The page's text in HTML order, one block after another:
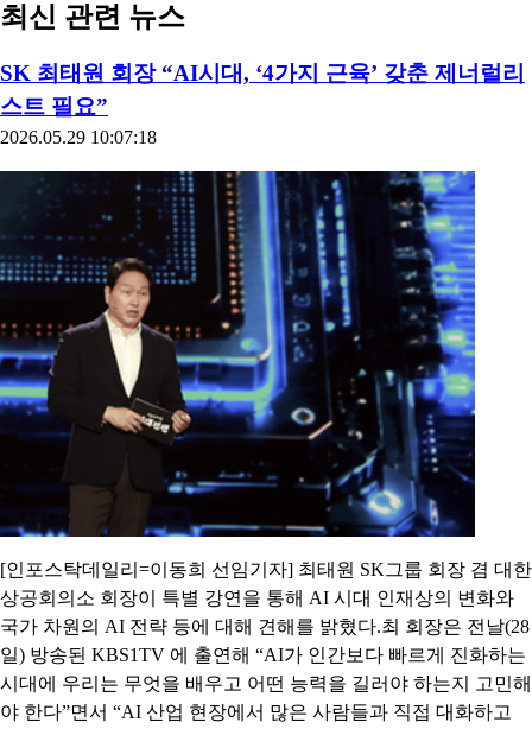
최신 관련 뉴스
SK 최태원 회장 “AI시대, ‘4가지 근육’ 갖춘 제너럴리
스트 필요”
2026.05.29 10:07:18
[인포스탁데일리=이동희 선임기자] 최태원 SK그룹 회장 겸 대한
상공회의소 회장이 특별 강연을 통해 AI 시대 인재상의 변화와
국가 차원의 AI 전략 등에 대해 견해를 밝혔다.최 회장은 전날(28
일) 방송된 KBS1TV 에 출연해 “AI가 인간보다 빠르게 진화하는
시대에 우리는 무엇을 배우고 어떤 능력을 길러야 하는지 고민해
야 한다”면서 “AI 산업 현장에서 많은 사람들과 직접 대화하고